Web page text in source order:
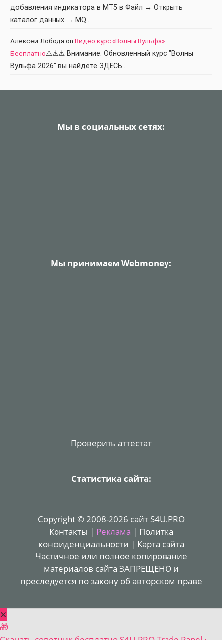
добавления индикатора в МТ5 в Файл → Открыть
каталог данных → MQ…
Алексей Лобода on Видео курс «Волны Вульфа» —
Бесплатно⚠️⚠️⚠️ Внимание: Обновленный курс "Волны
Вульфа 2026" вы найдете ЗДЕСЬ…
Мы в социальных сетях:
Мы принимаем Webmoney:
Проверить аттестат
Статистика сайта:
Copyright © 2008-2026 сайт S4U.PRO
Контакты | Реклама | Политка
конфиденциальности | Карта сайта
Частичное или полное копирование
материалов сайта ЗАПРЕЩЕНО и
преследуется по закону об авторском праве
✕
🎁